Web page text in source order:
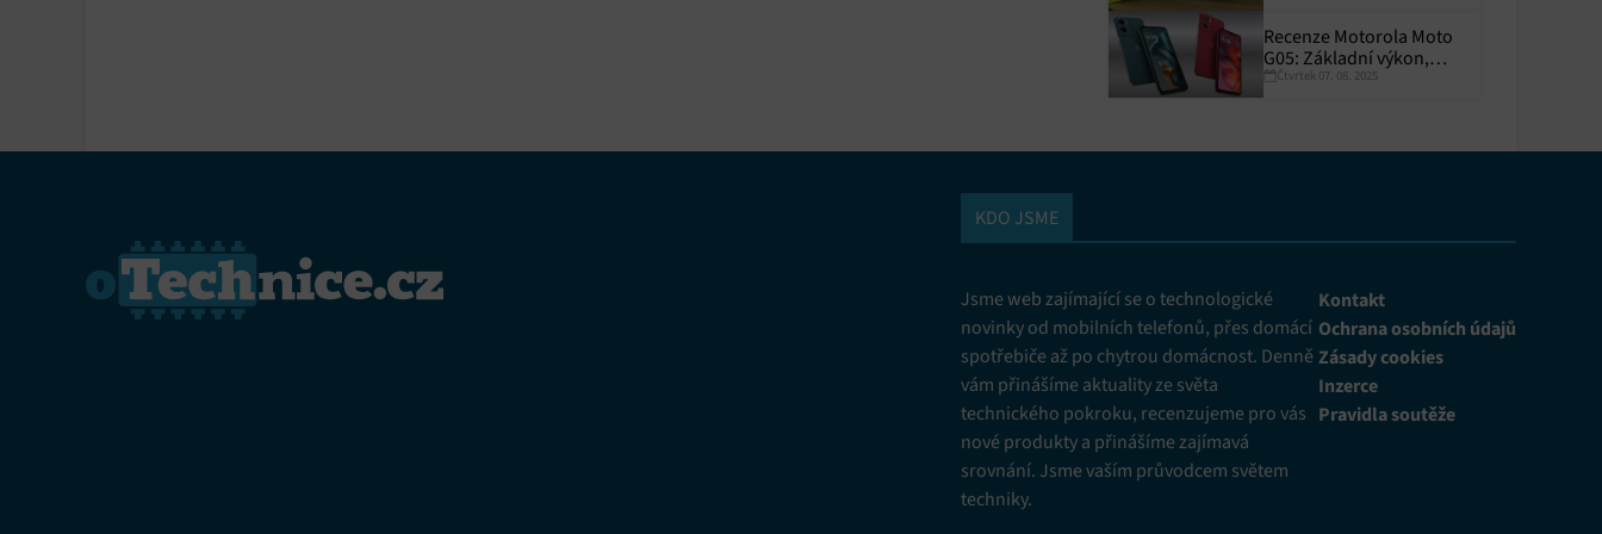
Recenze Motorola Moto
G05: Základní výkon,
skvělá výdrž
Čtvrtek 07. 08. 2025
KDO JSME
Jsme web zajímající se o technologické
novinky od mobilních telefonů, přes domácí
spotřebiče až po chytrou domácnost. Denně
vám přinášíme aktuality ze světa
technického pokroku, recenzujeme pro vás
nové produkty a přinášíme zajímavá
srovnání. Jsme vaším průvodcem světem
techniky.
Kontakt
Ochrana osobních údajů
Zásady cookies
Inzerce
Pravidla soutěže